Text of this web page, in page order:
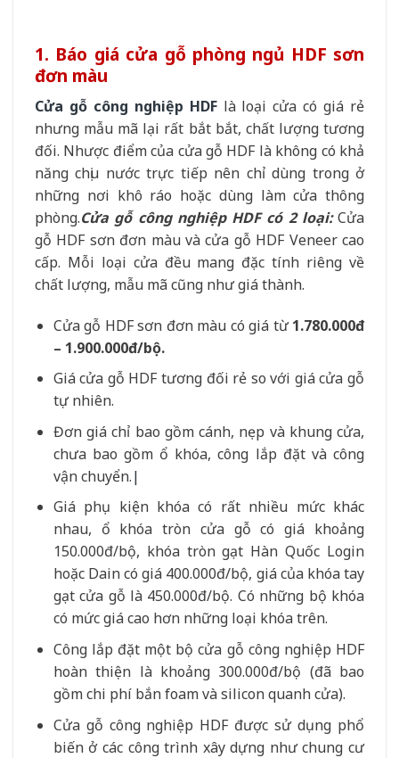
1. Báo giá cửa gỗ phòng ngủ HDF sơn
đơn màu
Cửa gỗ công nghiệp HDFlà loại cửa có giá rẻ
nhưng mẫu mã lại rất bắt bắt, chất lượng tương
đối. Nhược điểm của cửa gỗ HDF là không có khả
năng chịu nước trực tiếp nên chỉ dùng trong ở
những nơi khô ráo hoặc dùng làm cửa thông
phòng.Cửa gỗ công nghiệp HDF có 2 loại:Cửa
gỗ HDF sơn đơn màu và cửa gỗ HDF Veneer cao
cấp. Mỗi loại cửa đều mang đặc tính riêng về
chất lượng, mẫu mã cũng như giá thành.
Cửa gỗ HDF sơn đơn màu có giá từ1.780.000đ
– 1.900.000đ/bộ.
Giá cửa gỗ HDF tương đối rẻ so với giá cửa gỗ
tự nhiên.
Đơn giá chỉ bao gồm cánh, nẹp và khung cửa,
chưa bao gồm ổ khóa, công lắp đặt và công
vận chuyển.|
Giá phụ kiện khóa có rất nhiều mức khác
nhau, ổ khóa tròn cửa gỗ có giá khoảng
150.000đ/bộ, khóa tròn gạt Hàn Quốc Login
hoặc Dain có giá 400.000đ/bộ, giá của khóa tay
gạt cửa gỗ là 450.000đ/bộ. Có những bộ khóa
có mức giá cao hơn những loại khóa trên.
Công lắp đặt một bộ cửa gỗ công nghiệp HDF
hoàn thiện là khoảng 300.000đ/bộ (đã bao
gồm chi phí bắn foam và silicon quanh cửa).
Cửa gỗ công nghiệp HDF được sử dụng phổ
biến ở các công trình xây dựng như chung cư